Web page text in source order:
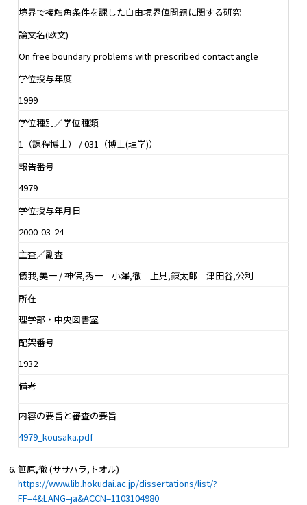
境界で接触角条件を課した自由境界値問題に関する研究
論文名(欧文)
On free boundary problems with prescribed contact angle
学位授与年度
1999
学位種別／学位種類
1（課程博士） / 031（博士(理学)）
報告番号
4979
学位授与年月日
2000-03-24
主査／副査
儀我,美一 / 神保,秀一 小澤,徹 上見,錬太郎 津田谷,公利
所在
理学部・中央図書室
配架番号
1932
備考
内容の要旨と審査の要旨
4979_kousaka.pdf
笹原,徹 (ササハラ,トオル)
https://www.lib.hokudai.ac.jp/dissertations/list/?
FF=4&LANG=ja&ACCN=1103104980